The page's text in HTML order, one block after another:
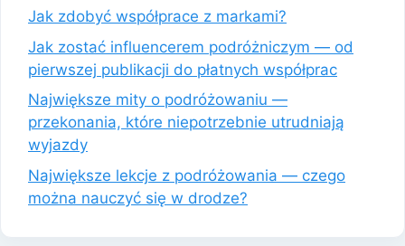
Jak zdobyć współprace z markami?
Jak zostać influencerem podróżniczym — od
pierwszej publikacji do płatnych współprac
Największe mity o podróżowaniu —
przekonania, które niepotrzebnie utrudniają
wyjazdy
Największe lekcje z podróżowania — czego
można nauczyć się w drodze?